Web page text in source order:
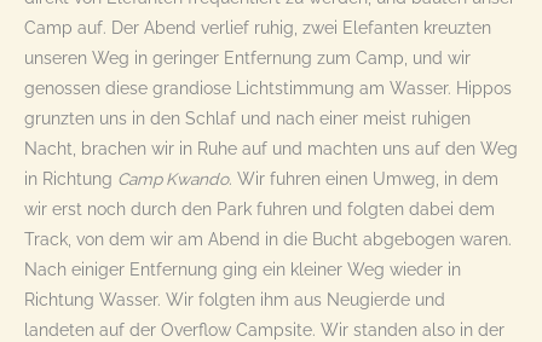
Camp auf. Der Abend verlief ruhig, zwei Elefanten kreuzten
unseren Weg in geringer Entfernung zum Camp, und wir
genossen diese grandiose Lichtstimmung am Wasser. Hippos
grunzten uns in den Schlaf und nach einer meist ruhigen
Nacht, brachen wir in Ruhe auf und machten uns auf den Weg
in Richtung Camp Kwando. Wir fuhren einen Umweg, in dem
wir erst noch durch den Park fuhren und folgten dabei dem
Track, von dem wir am Abend in die Bucht abgebogen waren.
Nach einiger Entfernung ging ein kleiner Weg wieder in
Richtung Wasser. Wir folgten ihm aus Neugierde und
landeten auf der Overflow Campsite. Wir standen also in der